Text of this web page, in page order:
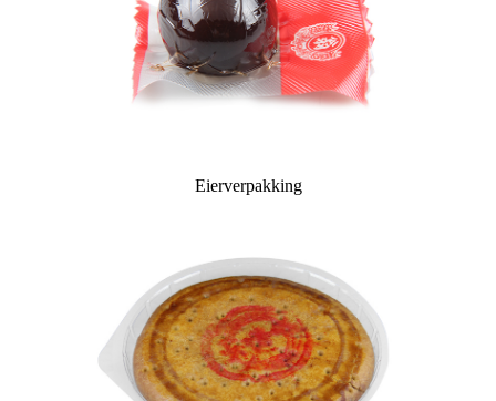
Eierverpakking